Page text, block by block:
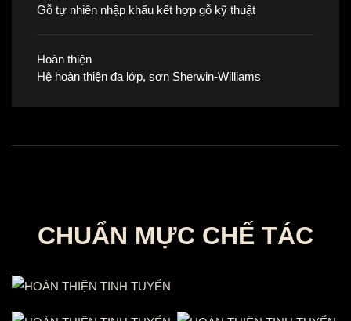
Gỗ tự nhiên nhập khẩu kết hợp gỗ kỹ thuật
Hoàn thiện
Hệ hoàn thiện đa lớp, sơn Sherwin-Williams
CHUẨN MỰC CHẾ TÁC